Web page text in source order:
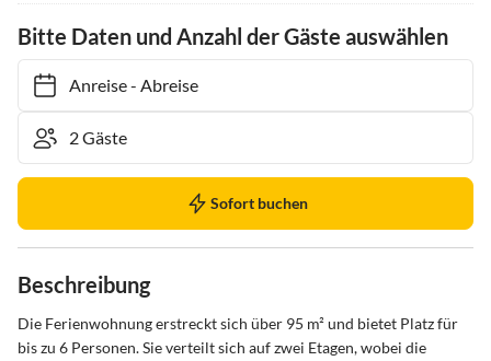
Bitte Daten und Anzahl der Gäste auswählen
Anreise- Abreise
Sofort buchen
Beschreibung
Die Ferienwohnung erstreckt sich über 95 m² und bietet Platz für
bis zu 6 Personen. Sie verteilt sich auf zwei Etagen, wobei die